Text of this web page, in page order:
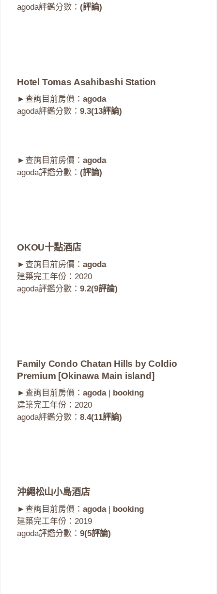
agoda評鑑分數： (評論)
Hotel Tomas Asahibashi Station
►查詢目前房價： agoda
agoda評鑑分數： 9.3(13評論)
►查詢目前房價： agoda
agoda評鑑分數： (評論)
OKOU十點酒店
►查詢目前房價： agoda
建築完工年份：2020
agoda評鑑分數： 9.2(9評論)
Family Condo Chatan Hills by Coldio
Premium [Okinawa Main island]
►查詢目前房價： agoda|
booking
建築完工年份：2020
agoda評鑑分數： 8.4(11評論)
沖繩松山小島酒店
►查詢目前房價： agoda|
booking
建築完工年份：2019
agoda評鑑分數： 9(5評論)